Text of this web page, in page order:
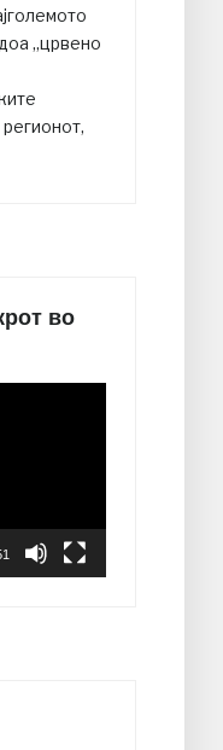
„црвено
во